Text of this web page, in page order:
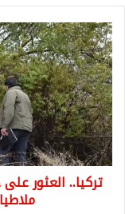
تركيا..
العثور
على
حقيبة
سوداء
في
أرض
فارغة
في
ولاية
تركيا.. العثور